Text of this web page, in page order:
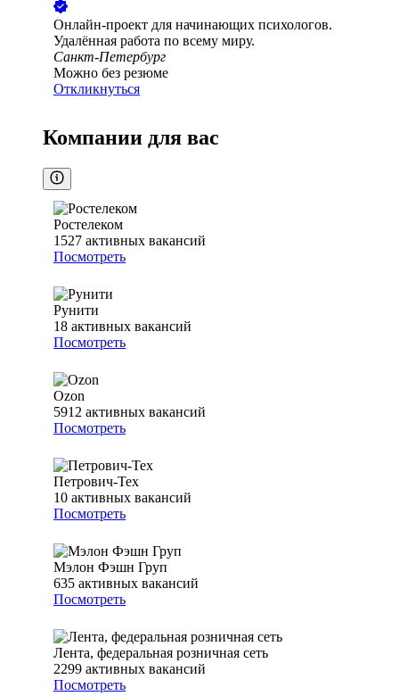
Онлайн-проект для начинающих психологов.
Удалённая работа по всему миру.
Санкт-Петербург
Можно без резюме
Откликнуться
Компании для вас
Ростелеком
1527 активных вакансий
Посмотреть
Рунити
18 активных вакансий
Посмотреть
Ozon
5912 активных вакансий
Посмотреть
Петрович-Тех
10 активных вакансий
Посмотреть
Мэлон Фэшн Груп
635 активных вакансий
Посмотреть
Лента, федеральная розничная сеть
2299 активных вакансий
Посмотреть